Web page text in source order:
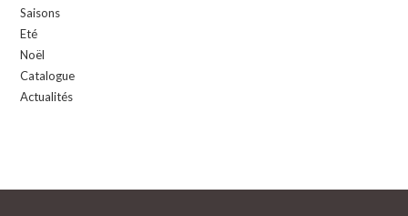
Saisons
Eté
Noël
Catalogue
Actualités